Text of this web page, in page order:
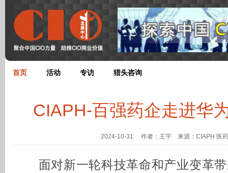
首页 活动 专访 猎头咨询
CIAPH-百强药企走进华
2024-10-31 作者：王宇 来源：CIAPH 医药
面对新一轮科技革命和产业变革